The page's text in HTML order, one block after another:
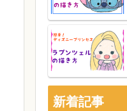
新着記事